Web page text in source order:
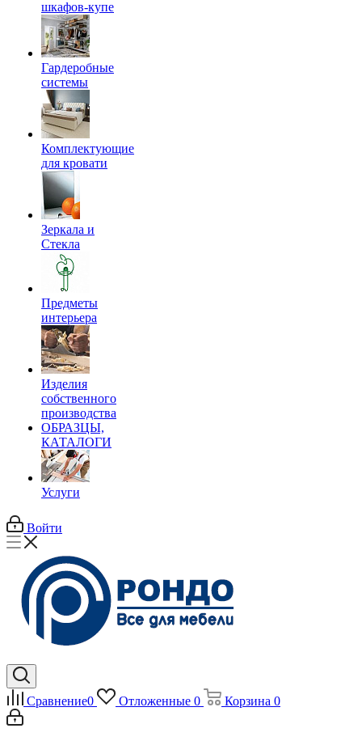
шкафов-купе
Гардеробные
системы
Комплектующие
для кровати
Зеркала и
Стекла
Предметы
интерьера
Изделия
собственного
производства
ОБРАЗЦЫ,
КАТАЛОГИ
Услуги
Войти
Сравнение0 Отложенные 0 Корзина 0